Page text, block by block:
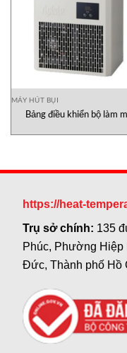
MÁY HÚT BỤI
Bảng điều khiển bộ làm
mounting, Apiste
https://heat-
Trụ sở chính: 135
Phúc, Phường
Đức, Thành phố Hồ